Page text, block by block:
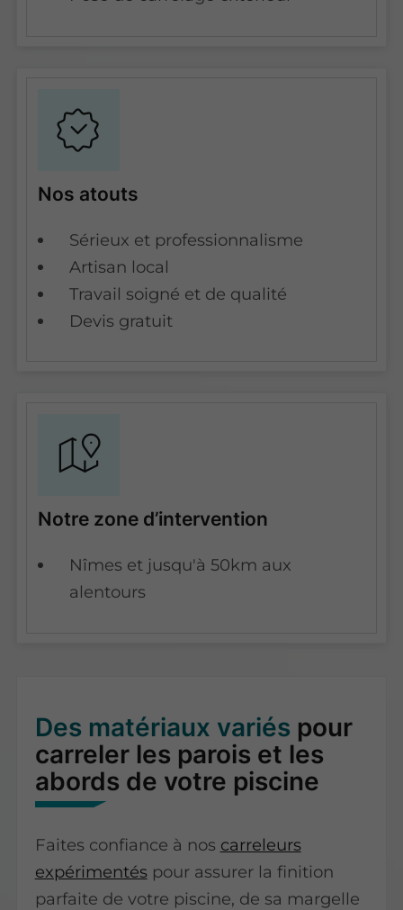
Nos atouts
Sérieux et professionnalisme
Artisan local
Travail soigné et de qualité
Devis gratuit
Notre zone d’intervention
Nîmes et jusqu'à 50km aux
alentours
Des matériaux variés pour
carreler les parois et les
abords de votre piscine
Faites confiance à nos carreleurs
expérimentéspour assurer la finition
parfaite de votre piscine, de sa margelle